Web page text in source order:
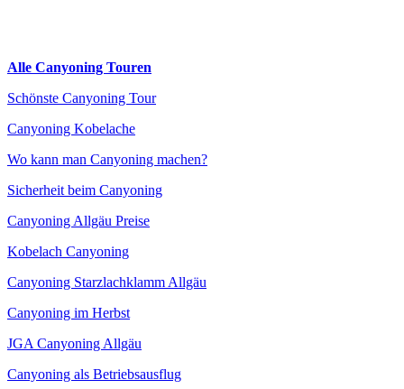
Alle Canyoning Touren
Schönste Canyoning Tour
Canyoning Kobelache
Wo kann man Canyoning machen?
Sicherheit beim Canyoning
Canyoning Allgäu Preise
Kobelach Canyoning
Canyoning Starzlachklamm Allgäu
Canyoning im Herbst
JGA Canyoning Allgäu
Canyoning als Betriebsausflug